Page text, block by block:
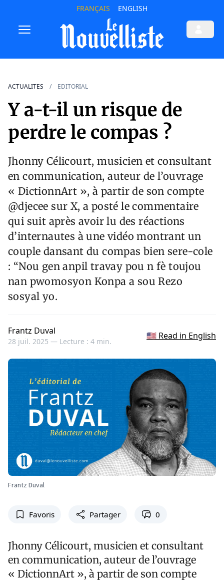
FRANÇAIS ENGLISH
ACTUALITES EDITORIAL
Y a-t-il un risque de
perdre le compas ?
Jhonny Célicourt, musicien et consultant
en communication, auteur de l’ouvrage
« DictionnArt », à partir de son compte
@djecee sur X, a posté le commentaire
qui suit après avoir lu des réactions
d’internautes à une vidéo montrant un
couple dansant du compas bien sere-cole
: “Nou gen anpil travay pou n fè toujou
nan pwomosyon Konpa a sou Rezo
sosyal yo.
Frantz Duval
28 juil. 2025 — Lecture : 4 min.
🇺🇸 Read in English
Frantz Duval
Favoris Partager 0
Jhonny Célicourt, musicien et consultant
en communication, auteur de l’ouvrage
« DictionnArt », à partir de son compte